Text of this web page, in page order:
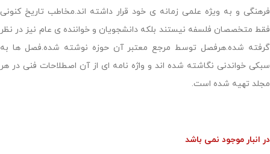
فرهنگی و به ویژه علمی زمانه ی خود قرار داشته اند.مخاطب تاریخ کنونی
فقط متخصصان فلسفه نیستند بلکه دانشجویان و خواننده ی عام نیز در نظر
گرفته شده.هرفصل توسط مرجع معتبر آن حوزه نوشته شده.فصل ها به
سبکی خواندنی نگاشته شده اند و واژه نامه ای از آن اصطلاحات فنی در هر
مجلد تهیه شده است.
در انبار موجود نمی باشد